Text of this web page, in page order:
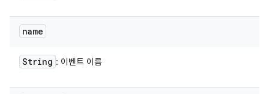
name
String : 이벤트 이름